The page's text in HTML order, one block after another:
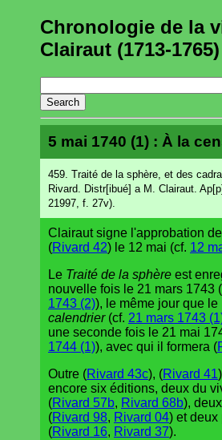
Chronologie de la
Clairaut (1713-1765)
5 mai 1740 (1) : À la
459. Traité de la sphère, et des
Rivard. Distr[ibué] a M. Clairaut.
21997, f. 27v).
Clairaut signe l'approbation
(Rivard 42) le 12 mai (cf. 12
Le Traité de la sphère est
nouvelle fois le 21 mars 1743
1743 (2)), le même jour que le
calendrier(cf. 21 mars 1743
une seconde fois le 21 mai
1744 (1)), avec qui il formera (
Outre (Rivard 43c), (Rivard 41
encore six éditions, deux du
(Rivard 57b, Rivard 68b),
(Rivard 98, Rivard 04) et deux
(Rivard 16, Rivard 37).